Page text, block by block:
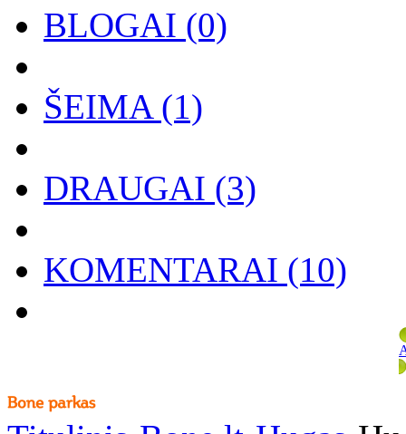
BLOGAI (0)
ŠEIMA(1)
DRAUGAI (3)
KOMENTARAI (10)